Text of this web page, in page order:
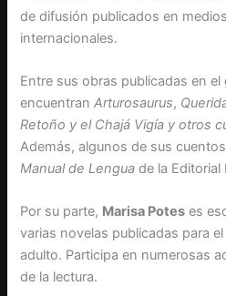
de difusión publicados en
internacionales.
Entre sus obras publicadas en
encuentranArturosaurus,
Retoño y el Chajá Vigía y otros
Además, algunos de sus
Manual de Lenguade la Editorial
Por su parte, Marisa Potes es
varias novelas publicadas para
adulto. Participa en numerosas
de la lectura.